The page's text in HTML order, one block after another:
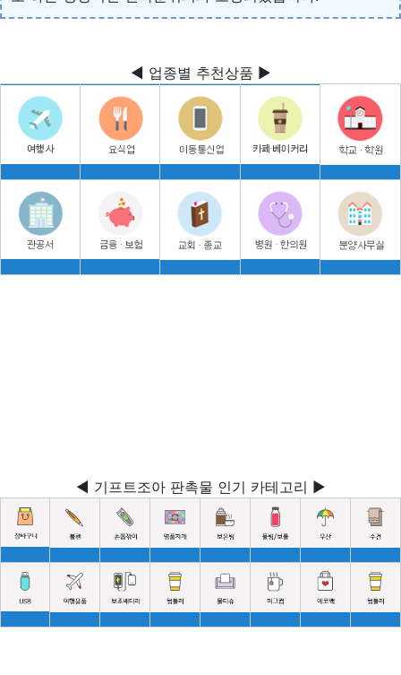
◀ 업종별 추천상품 ▶
◀ 기프트조아 판촉물 인기 카테고리 ▶